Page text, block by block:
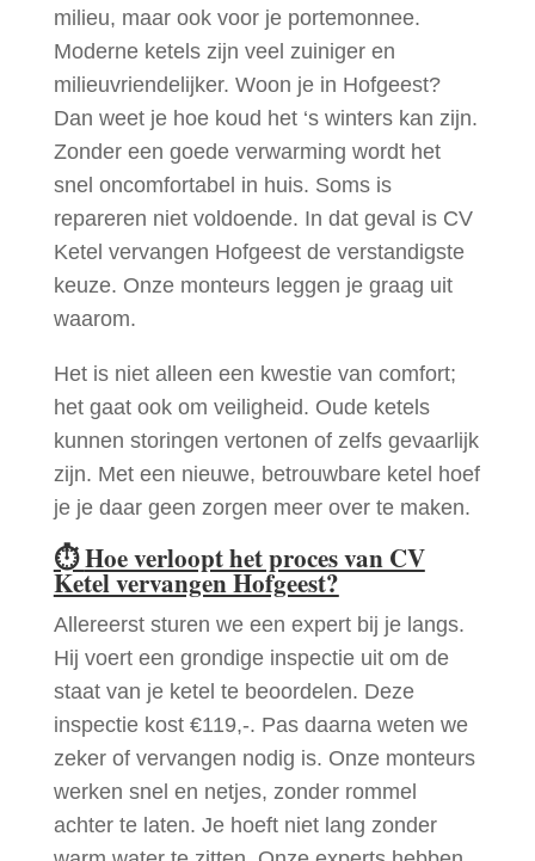
milieu, maar ook voor je portemonnee.
Moderne ketels zijn veel zuiniger en
milieuvriendelijker. Woon je in Hofgeest?
Dan weet je hoe koud het ‘s winters kan zijn.
Zonder een goede verwarming wordt het
snel oncomfortabel in huis. Soms is
repareren niet voldoende. In dat geval is CV
Ketel vervangen Hofgeest de verstandigste
keuze. Onze monteurs leggen je graag uit
waarom.
Het is niet alleen een kwestie van comfort;
het gaat ook om veiligheid. Oude ketels
kunnen storingen vertonen of zelfs gevaarlijk
zijn. Met een nieuwe, betrouwbare ketel hoef
je je daar geen zorgen meer over te maken.
⏱Hoe verloopt het proces van CV
Ketel vervangen Hofgeest?
Allereerst sturen we een expert bij je langs.
Hij voert een grondige inspectie uit om de
staat van je ketel te beoordelen. Deze
inspectie kost €119,-. Pas daarna weten we
zeker of vervangen nodig is. Onze monteurs
werken snel en netjes, zonder rommel
achter te laten. Je hoeft niet lang zonder